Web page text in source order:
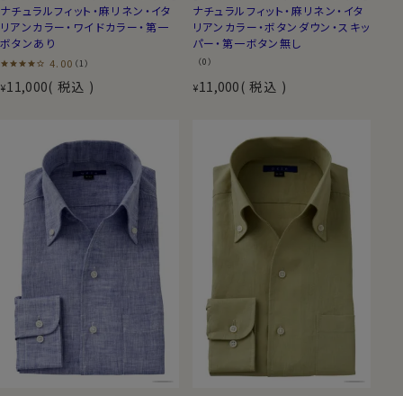
ナチュラルフィット・麻リネン・イタ
リアンカラー・ワイドカラー・第一
ボタンあり
4.00 （1）
¥11,000 税込
ナチュラルフィット・麻リネン・イタ
リアンカラー・ボタンダウン・スキッ
パー・第一ボタン無し
（0）
¥11,000 税込